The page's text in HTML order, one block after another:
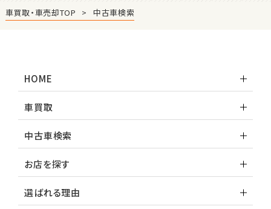
車買取・車売却TOP 中古車検索
HOME
車買取
中古車検索
お店を探す
選ばれる理由